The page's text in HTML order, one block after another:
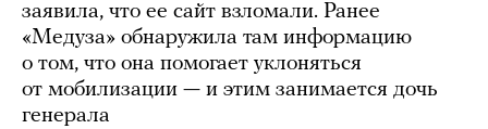
заявила, что ее сайт взломали. Ранее
«Медуза» обнаружила там информацию
о том, что она помогает уклоняться
от мобилизации — и этим занимается дочь
генерала